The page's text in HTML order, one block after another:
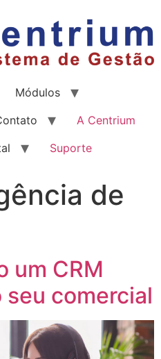
Módulos
A Centrium
Suporte
de
um CRM
comercial